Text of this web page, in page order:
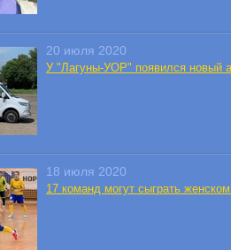
20 июля 2020
У "Лагуны-УОР" появился новый
18 июля 2020
17 команд могут сыграть